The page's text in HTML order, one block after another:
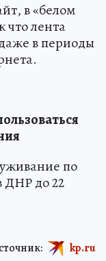
в «белом
что лента
в периоды
по
ДНР до 22
kp.ru